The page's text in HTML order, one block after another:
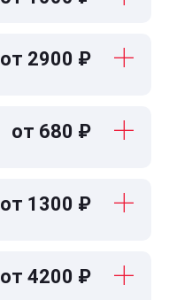
от 2900 ₽
от 680 ₽
от 1300 ₽
от 4200 ₽